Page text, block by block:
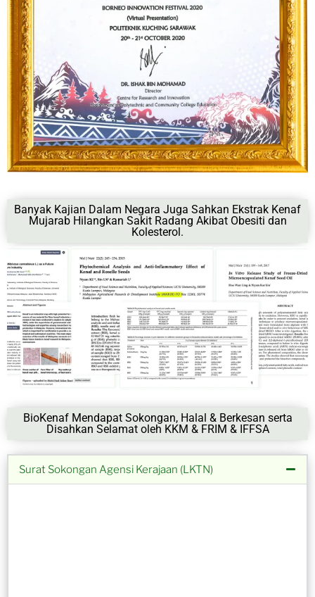
Banyak Kajian Dalam Negara Juga Sahkan Ekstrak Kenaf
Mujarab Hilangkan Sakit Radang Akibat Obesiti dan
Kolesterol.
BioKenaf Mendapat Sokongan, Halal & Berkesan serta
Disahkan Selamat oleh KKM & FRIM & IFFSA
Surat Sokongan Agensi Kerajaan (LKTN)